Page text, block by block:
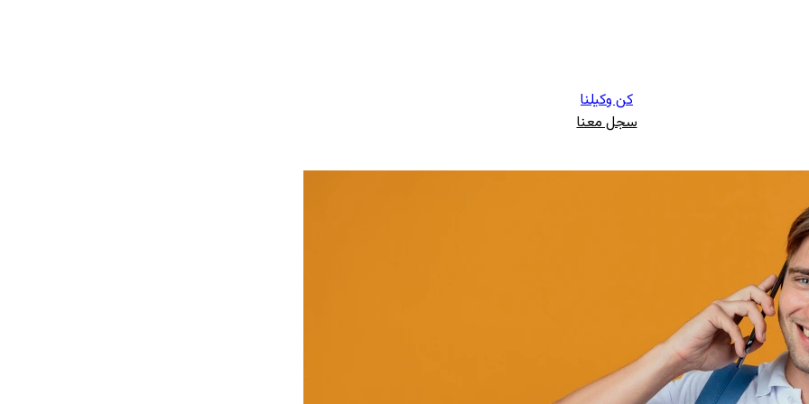
كن وكيلنا
سجل معنا